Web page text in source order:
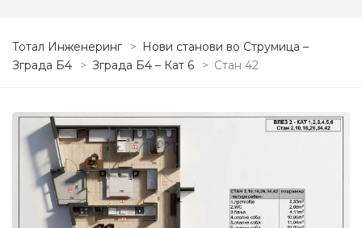
Тотал Инженеринг > Нови станови во Струмица –
Зграда Б4
> Зграда Б4 – Кат 6 > Стан 42